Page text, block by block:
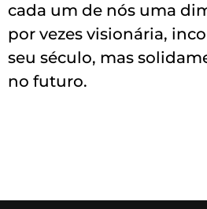
cada um de nós uma
por vezes visionária,
seu século, mas
no futuro.